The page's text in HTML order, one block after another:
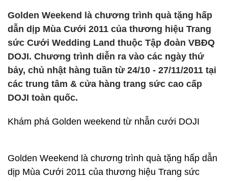
Golden Weekend là chương trình quà tặng hấp
dẫn dịp Mùa Cưới 2011 của thương hiệu Trang
sức Cưới Wedding Land thuộc Tập đoàn VBĐQ
DOJI. Chương trình diễn ra vào các ngày thứ
bảy, chủ nhật hàng tuần từ 24/10 - 27/11/2011 tại
các trung tâm & cửa hàng trang sức cao cấp
DOJI toàn quốc.
Khám phá Golden weekend từ nhẫn cưới DOJI
Golden Weekend là chương trình quà tặng hấp dẫn
dịp Mùa Cưới 2011 của thương hiệu Trang sức